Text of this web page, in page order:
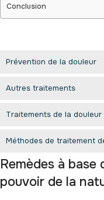
Conclusion
Prévention de la douleur
Autres traitements
Traitements de la douleur
Méthodes de traitement
Remèdes à base
pouvoir de la